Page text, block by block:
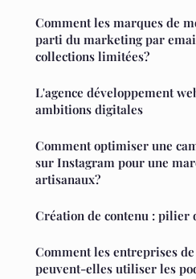
Comment les marques de
parti du marketing par
collections limitées?
L'agence développement
ambitions digitales
Comment optimiser une
sur Instagram pour une
artisanaux?
Création de contenu : pilier
Comment les entreprises
peuvent-elles utiliser les